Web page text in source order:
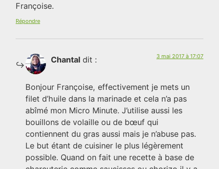
Françoise.
Répondre
Chantal dit : 3 mai 2017 à 17:07
Bonjour Françoise, effectivement je mets un
filet d’huile dans la marinade et cela n’a pas
abîmé mon Micro Minute. J’utilise aussi les
bouillons de volaille ou de bœuf qui
contiennent du gras aussi mais je n’abuse pas.
Le but étant de cuisiner le plus légèrement
possible. Quand on fait une recette à base de